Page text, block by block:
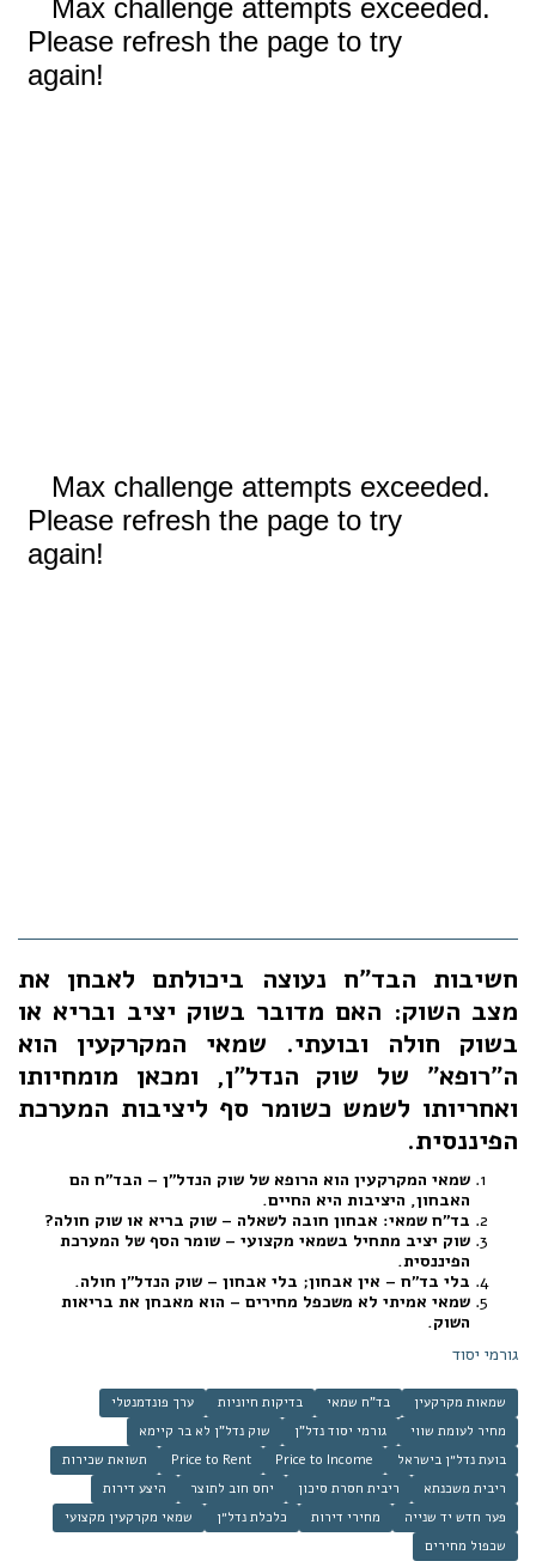
חשיבות הבד"ח נעוצה ביכולתם לאבחן את
מצב השוק: האם מדובר בשוק יציב ובריא או
בשוק חולה ובועתי. שמאי המקרקעין הוא
ה"רופא" של שוק הנדל"ן, ומכאן מומחיותו
ואחריותו לשמש כשומר סף ליציבות המערכת
הפיננסית.
שמאי המקרקעין הוא הרופא של שוק הנדל"ן – הבד"ח הם
האבחון, היציבות היא החיים.
בד"ח שמאי: אבחון חובה לשאלה – שוק בריא או שוק חולה?
שוק יציב מתחיל בשמאי מקצועי – שומר הסף של המערכת
הפיננסית.
בלי בד"ח – אין אבחון; בלי אבחון – שוק הנדל"ן חולה.
שמאי אמיתי לא משכפל מחירים – הוא מאבחן את בריאות
השוק.
גורמי יסוד
שמאות מקרקעין בד"ח שמאי בדיקות חיוניות
ערך פונדמנטלי
מחיר לעומת שווי
גורמי יסוד נדל"ן
שוק נדל"ן לא בר קיימא
בועת נדל״ן בישראל
Price to Income
Price to Rent
תשואת שכירות
ריבית משכנתא
ריבית חסרת סיכון יחס חוב לתוצר
היצע דירות
פער חדש יד שנייה
מחירי דירות כלכלת נדל״ן
שמאי מקרקעין מקצועי
שכפול מחירים